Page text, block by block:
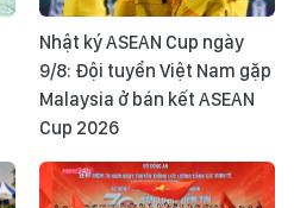
Nhật ký ASEAN Cup ngày
9/8: Đội tuyển Việt Nam gặp
Malaysia ở bán kết ASEAN
Cup 2026